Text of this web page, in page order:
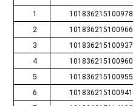
1 101836215100978
2
101836215100966
3
101836215100937
4
101836215100960
5
101836215100955
6
101836215100941